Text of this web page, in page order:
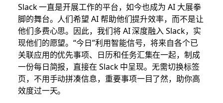
Slack 一直是开展工作的平台，如今也成为 AI 大展拳
脚的舞台。人们希望 AI 帮助他们提升效率，而不是让
他们多费心思。因此，我们将 AI 深度融入 Slack，实
现他们的愿望。“今日”利用智能信号，将来自各个已
关联应用的优先事项、日历和任务汇集在一起，制成
一份每日简报，直接在 Slack 中呈现。无需切换标签
页，不用手动拼凑信息，重要事项一目了然，助你高
效度过一天。